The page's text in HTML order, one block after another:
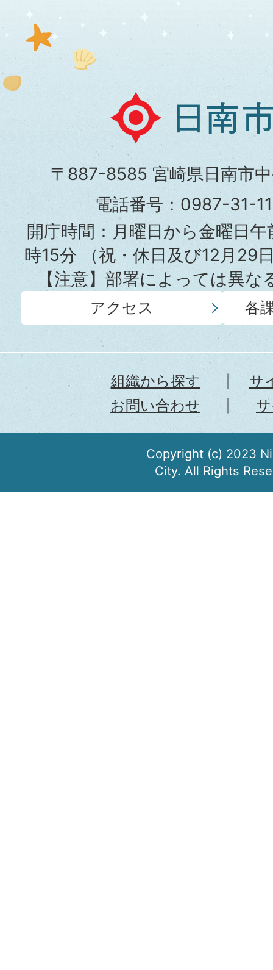
日
南
市
役
所
〒887-8585 宮崎県日南市
電話番号：0987-31-
開庁時間：月曜日から金曜日
時15分（祝・休日及び12月29
【注意】部署によっては異
アクセス 各
組織から探す
サ
お問い合わせ
Copyright (c) 2023
City. All Rights